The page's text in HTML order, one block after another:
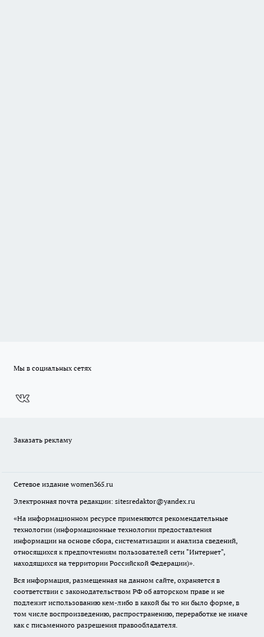
Мы в социальных сетях
Заказать рекламу
Сетевое издание women365.ru
Электронная почта редакции: sitesredaktor@yandex.ru
«На информационном ресурсе применяются рекомендательные
технологии (информационные технологии предоставления
информации на основе сбора, систематизации и анализа сведений,
относящихся к предпочтениям пользователей сети "Интернет",
находящихся на территории Российской Федерации)».
Вся информация, размещенная на данном сайте, охраняется в
соответствии с законодательством РФ об авторском праве и не
подлежит использованию кем-либо в какой бы то ни было форме, в
том числе воспроизведению, распространению, переработке не иначе
как с письменного разрешения правообладателя.